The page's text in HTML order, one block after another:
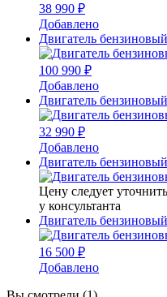
38 990 ₽
Добавлено
Двигатель
100 990 ₽
Добавлено
Двигатель
32 990 ₽
Добавлено
Двигатель
Цену следует уточнить
у консультанта
Двигатель
16 500 ₽
Добавлено